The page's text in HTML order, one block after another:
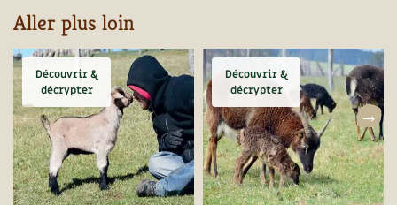
Aller plus loin
Découvrir &
décrypter
Découvrir &
décrypter